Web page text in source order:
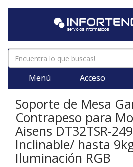
Menú Acceso
Soporte de Mesa
Contrapeso para
Aisens DT32TSR-
Inclinable/ hasta
Iluminación RGB